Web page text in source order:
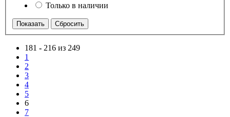
Только в наличии
181 - 216 из 249
1
2
3
4
5
6
7